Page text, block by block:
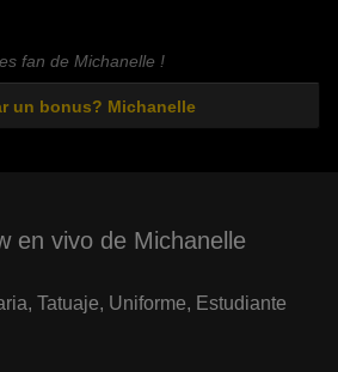
fan de Michanelle !
un bonus? Michanelle
en vivo de Michanelle
Tatuaje, Uniforme, Estudiante